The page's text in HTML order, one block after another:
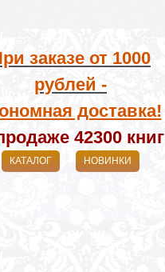
заказе от 1000
рублей -
доставка!
42300 книг
КАТАЛОГ НОВИНКИ